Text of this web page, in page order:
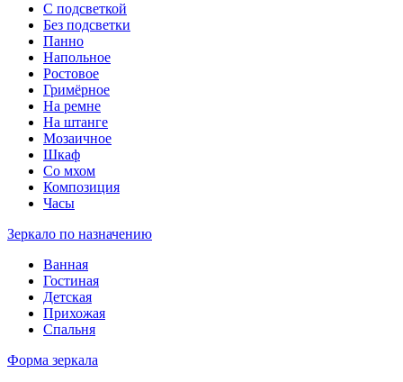
С подсветкой
Без подсветки
Панно
Напольное
Ростовое
Гримёрное
На ремне
На штанге
Мозаичное
Шкаф
Со мхом
Композиция
Часы
Зеркало по назначению
Ванная
Гостиная
Детская
Прихожая
Спальня
Форма зеркала